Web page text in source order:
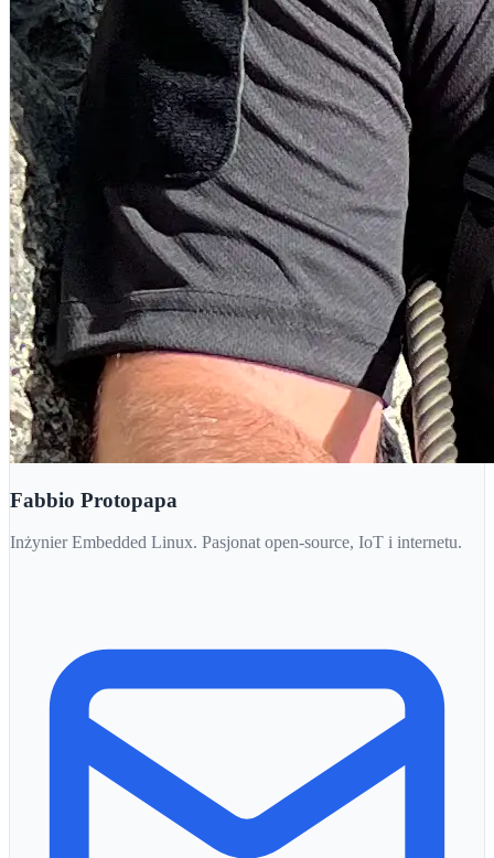
Fabbio Protopapa
Inżynier Embedded Linux. Pasjonat open-source, IoT i internetu.